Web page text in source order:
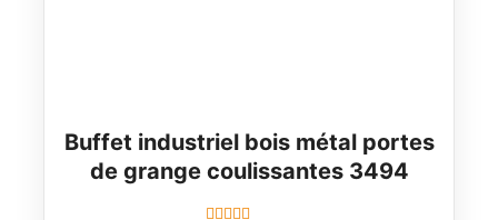
Buffet industriel bois métal portes
de grange coulissantes 3494